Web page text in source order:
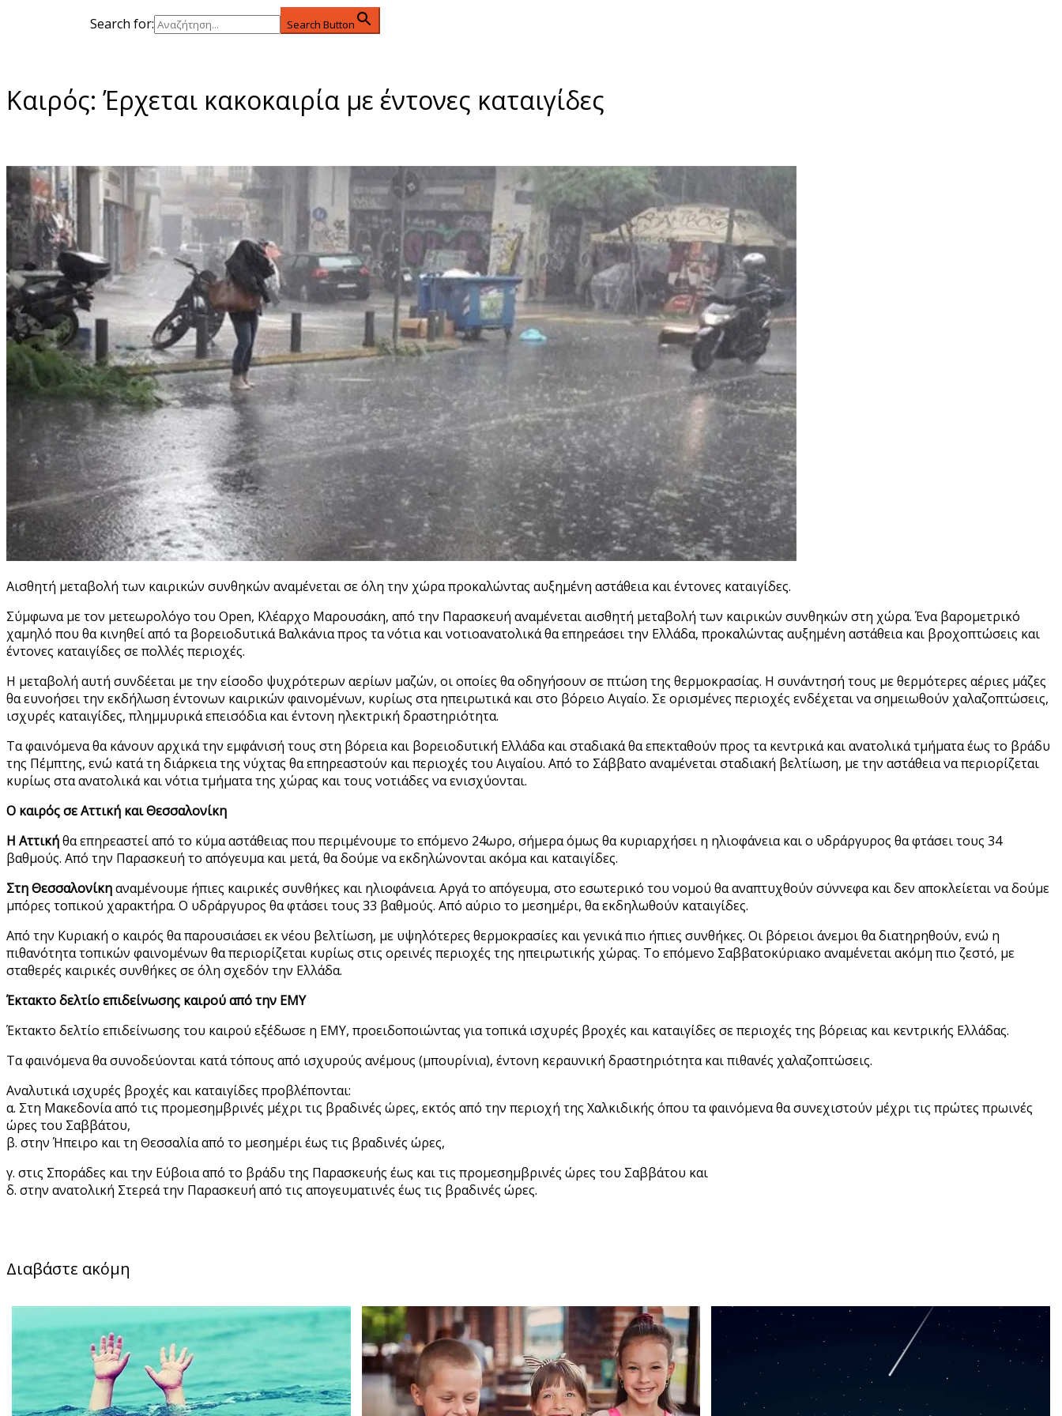
Search for: Search Button
Καιρός: Έρχεται κακοκαιρία με έντονες καταιγίδες
Αισθητή μεταβολή των καιρικών συνθηκών αναμένεται σε όλη την χώρα προκαλώντας αυξημένη αστάθεια και έντονες καταιγίδες.
Σύμφωνα με τον μετεωρολόγο του Open, Κλέαρχο Μαρουσάκη, από την Παρασκευή αναμένεται αισθητή μεταβολή των καιρικών συνθηκών στη χώρα. Ένα βαρομετρικό
χαμηλό που θα κινηθεί από τα βορειοδυτικά Βαλκάνια προς τα νότια και νοτιοανατολικά θα επηρεάσει την Ελλάδα, προκαλώντας αυξημένη αστάθεια και βροχοπτώσεις και
έντονες καταιγίδες σε πολλές περιοχές.
Η μεταβολή αυτή συνδέεται με την είσοδο ψυχρότερων αερίων μαζών, οι οποίες θα οδηγήσουν σε πτώση της θερμοκρασίας. Η συνάντησή τους με θερμότερες αέριες μάζες
θα ευνοήσει την εκδήλωση έντονων καιρικών φαινομένων, κυρίως στα ηπειρωτικά και στο βόρειο Αιγαίο. Σε ορισμένες περιοχές ενδέχεται να σημειωθούν χαλαζοπτώσεις,
ισχυρές καταιγίδες, πλημμυρικά επεισόδια και έντονη ηλεκτρική δραστηριότητα.
Τα φαινόμενα θα κάνουν αρχικά την εμφάνισή τους στη βόρεια και βορειοδυτική Ελλάδα και σταδιακά θα επεκταθούν προς τα κεντρικά και ανατολικά τμήματα έως το βράδυ
της Πέμπτης, ενώ κατά τη διάρκεια της νύχτας θα επηρεαστούν και περιοχές του Αιγαίου. Από το Σάββατο αναμένεται σταδιακή βελτίωση, με την αστάθεια να περιορίζεται
κυρίως στα ανατολικά και νότια τμήματα της χώρας και τους νοτιάδες να ενισχύονται.
Ο καιρός σε Αττική και Θεσσαλονίκη
Η Αττικήθα επηρεαστεί από το κύμα αστάθειας που περιμένουμε το επόμενο 24ωρο, σήμερα όμως θα κυριαρχήσει η ηλιοφάνεια και ο υδράργυρος θα φτάσει τους 34
βαθμούς. Από την Παρασκευή το απόγευμα και μετά, θα δούμε να εκδηλώνονται ακόμα και καταιγίδες.
Στη Θεσσαλονίκηαναμένουμε ήπιες καιρικές συνθήκες και ηλιοφάνεια. Αργά το απόγευμα, στο εσωτερικό του νομού θα αναπτυχθούν σύννεφα και δεν αποκλείεται να δούμε
μπόρες τοπικού χαρακτήρα. Ο υδράργυρος θα φτάσει τους 33 βαθμούς. Από αύριο το μεσημέρι, θα εκδηλωθούν καταιγίδες.
Από την Κυριακή ο καιρός θα παρουσιάσει εκ νέου βελτίωση, με υψηλότερες θερμοκρασίες και γενικά πιο ήπιες συνθήκες. Οι βόρειοι άνεμοι θα διατηρηθούν, ενώ η
πιθανότητα τοπικών φαινομένων θα περιορίζεται κυρίως στις ορεινές περιοχές της ηπειρωτικής χώρας. Το επόμενο Σαββατοκύριακο αναμένεται ακόμη πιο ζεστό, με
σταθερές καιρικές συνθήκες σε όλη σχεδόν την Ελλάδα.
Έκτακτο δελτίο επιδείνωσης καιρού από την ΕΜΥ
Έκτακτο δελτίο επιδείνωσης του καιρού εξέδωσε η ΕΜΥ, προειδοποιώντας για τοπικά ισχυρές βροχές και καταιγίδες σε περιοχές της βόρειας και κεντρικής Ελλάδας.
Τα φαινόμενα θα συνοδεύονται κατά τόπους από ισχυρούς ανέμους (μπουρίνια), έντονη κεραυνική δραστηριότητα και πιθανές χαλαζοπτώσεις.
Αναλυτικά ισχυρές βροχές και καταιγίδες προβλέπονται:
α. Στη Μακεδονία από τις προμεσημβρινές μέχρι τις βραδινές ώρες, εκτός από την περιοχή της Χαλκιδικής όπου τα φαινόμενα θα συνεχιστούν μέχρι τις πρώτες πρωινές
ώρες του Σαββάτου,
β. στην Ήπειρο και τη Θεσσαλία από το μεσημέρι έως τις βραδινές ώρες,
γ. στις Σποράδες και την Εύβοια από το βράδυ της Παρασκευής έως και τις προμεσημβρινές ώρες του Σαββάτου και
δ. στην ανατολική Στερεά την Παρασκευή από τις απογευματινές έως τις βραδινές ώρες.
Διαβάστε ακόμη